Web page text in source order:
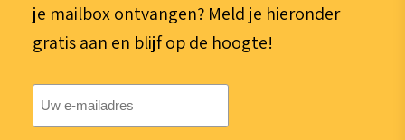
je mailbox ontvangen? Meld je hieronder
gratis aan en blijf op de hoogte!
mailadres